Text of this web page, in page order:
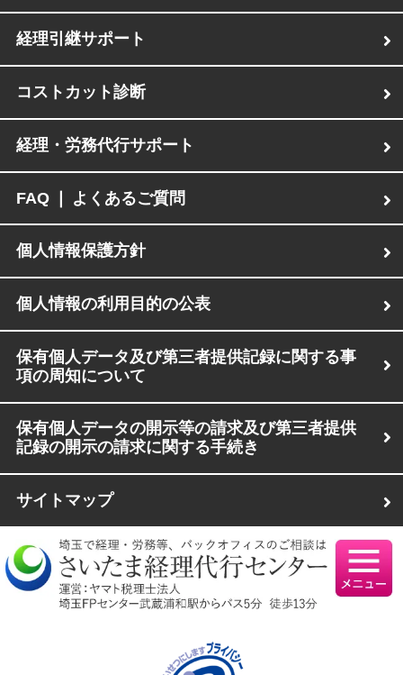
経理引継サポート
コストカット診断
経理・労務代行サポート
FAQ ❘ よくあるご質問
個人情報保護方針
個人情報の利用目的の公表
保有個人データ及び第三者提供記録に関する事
項の周知について
保有個人データの開示等の請求及び第三者提供
記録の開示の請求に関する手続き
サイトマップ